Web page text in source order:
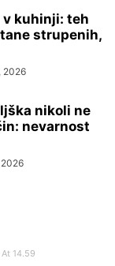
v kuhinji: teh
strupenih,
2026
nikoli ne
nevarnost
14.59